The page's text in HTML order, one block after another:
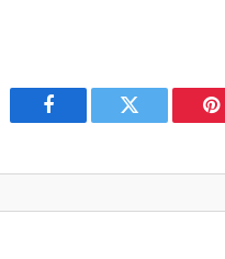
Facebook Twitter